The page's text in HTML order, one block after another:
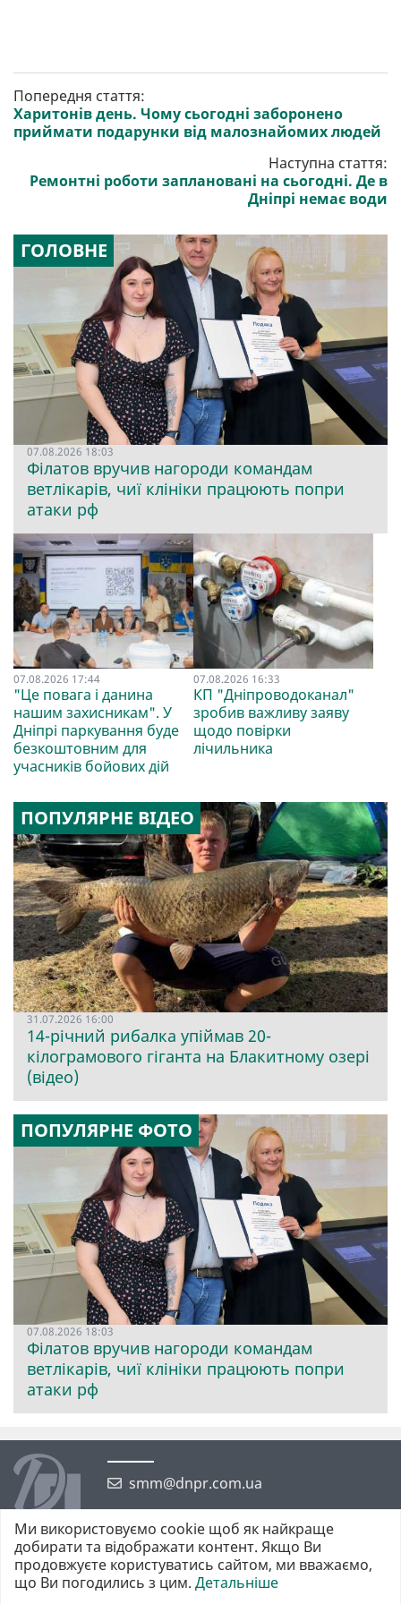
Попередня стаття:
Харитонів день. Чому сьогодні заборонено
приймати подарунки від малознайомих людей
Наступна стаття:
Ремонтні роботи заплановані на сьогодні. Де в
Дніпрі немає води
ГОЛОВНЕ
07.08.2026 18:03
Філатов вручив нагороди командам
ветлікарів, чиї клініки працюють попри
атаки рф
07.08.2026 17:44
"Це повага і данина
нашим захисникам". У
Дніпрі паркування буде
безкоштовним для
учасників бойових дій
07.08.2026 16:33
КП "Дніпроводоканал"
зробив важливу заяву
щодо повірки
лічильника
ПОПУЛЯРНЕ ВІДЕО
31.07.2026 16:00
14-річний рибалка упіймав 20-
кілограмового гіганта на Блакитному озері
(відео)
ПОПУЛЯРНЕ ФОТО
07.08.2026 18:03
Філатов вручив нагороди командам
ветлікарів, чиї клініки працюють попри
атаки рф
smm@dnpr.com.ua
©2026 https://dnpr.com.ua Дніпровська порадниця
Ми використовуємо cookie щоб як найкраще
добирати та відображати контент. Якщо Ви
продовжуєте користуватись сайтом, ми вважаємо,
що Ви погодились з цим. Детальніше